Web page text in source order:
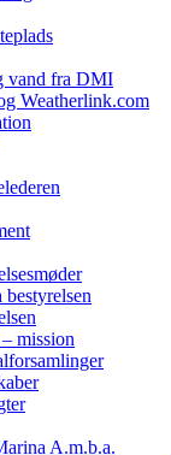
vand fra DMI
Weatherlink.com
mission
A.m.b.a.